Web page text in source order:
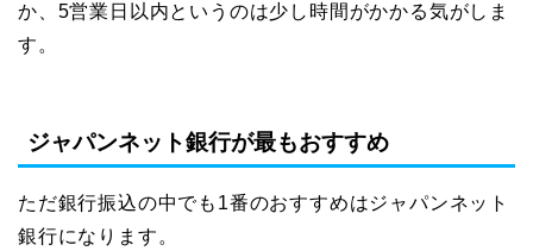
か、5営業日以内というのは少し時間がかかる気がしま
す。
ジャパンネット銀行が最もおすすめ
ただ銀行振込の中でも1番のおすすめはジャパンネット
銀行になります。